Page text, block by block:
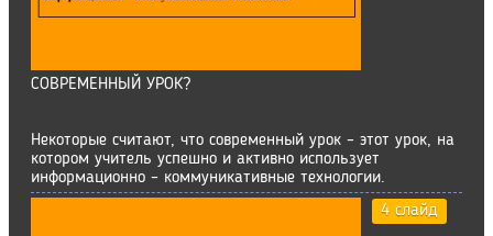
СОВРЕМЕННЫЙ УРОК?
Некоторые считают, что современный урок – этот урок, на
котором учитель успешно и активно использует
информационно – коммуникативные технологии.
4 слайд